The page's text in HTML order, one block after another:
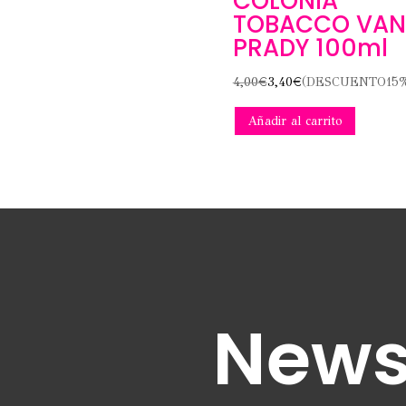
TOBACCO
PRADY 100ml
4,00€3,40€
Añadir al carrito